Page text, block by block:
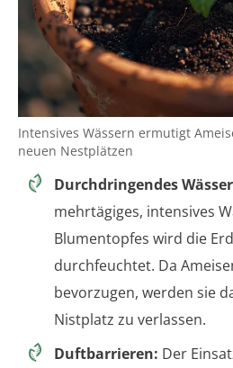
Intensives Wässern ermutigt
neuen Nestplätzen
Durchdringendes
mehrtägiges, intensives
Blumentopfes wird die
durchfeuchtet. Da
bevorzugen, werden sie
Nistplatz zu verlassen.
Duftbarrieren: Der